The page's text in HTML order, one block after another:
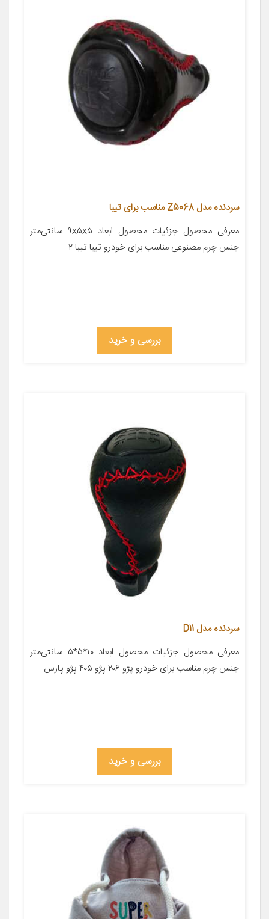
سردنده مدل Z5068 مناسب برای تیبا
معرفی محصول جزئیات محصول ابعاد ۹x۵x۵ سانتی‌متر
جنس چرم مصنوعی مناسب برای خودرو تیبا تیبا ۲
بررسی و خرید
سردنده مدل D11
معرفی محصول جزئیات محصول ابعاد ۱۰*۵*۵ سانتی‌متر
جنس چرم مناسب برای خودرو پژو ۲۰۶ پژو ۴۰۵ پژو پارس
بررسی و خرید